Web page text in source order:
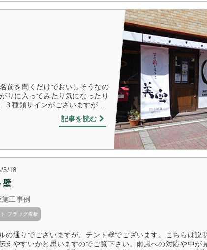
前を聞くだけでおいしそうなの
りに入ってみたり気になったり
種類サインがございますが ...
記事を読む
5/18
壁
工事例
フラッグ看板
の通りでございますが、テント壁でございます。こちらは説
えやすいかと思いますのでご覧下さい。雨風への対応や中が